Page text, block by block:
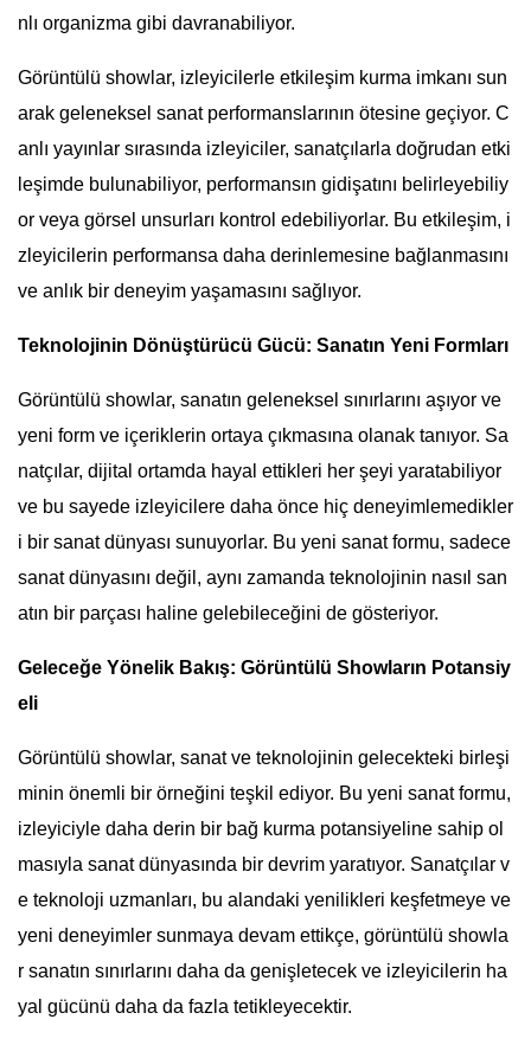
nlı organizma gibi davranabiliyor.
Görüntülü showlar, izleyicilerle etkileşim kurma imkanı sun
arak geleneksel sanat performanslarının ötesine geçiyor. C
anlı yayınlar sırasında izleyiciler, sanatçılarla doğrudan etki
leşimde bulunabiliyor, performansın gidişatını belirleyebiliy
or veya görsel unsurları kontrol edebiliyorlar. Bu etkileşim, i
zleyicilerin performansa daha derinlemesine bağlanmasını
ve anlık bir deneyim yaşamasını sağlıyor.
Teknolojinin Dönüştürücü Gücü: Sanatın Yeni Formları
Görüntülü showlar, sanatın geleneksel sınırlarını aşıyor ve
yeni form ve içeriklerin ortaya çıkmasına olanak tanıyor. Sa
natçılar, dijital ortamda hayal ettikleri her şeyi yaratabiliyor
ve bu sayede izleyicilere daha önce hiç deneyimlemedikler
i bir sanat dünyası sunuyorlar. Bu yeni sanat formu, sadece
sanat dünyasını değil, aynı zamanda teknolojinin nasıl san
atın bir parçası haline gelebileceğini de gösteriyor.
Geleceğe Yönelik Bakış: Görüntülü Showların Potansiy
eli
Görüntülü showlar, sanat ve teknolojinin gelecekteki birleşi
minin önemli bir örneğini teşkil ediyor. Bu yeni sanat formu,
izleyiciyle daha derin bir bağ kurma potansiyeline sahip ol
masıyla sanat dünyasında bir devrim yaratıyor. Sanatçılar v
e teknoloji uzmanları, bu alandaki yenilikleri keşfetmeye ve
yeni deneyimler sunmaya devam ettikçe, görüntülü showla
r sanatın sınırlarını daha da genişletecek ve izleyicilerin ha
yal gücünü daha da fazla tetikleyecektir.